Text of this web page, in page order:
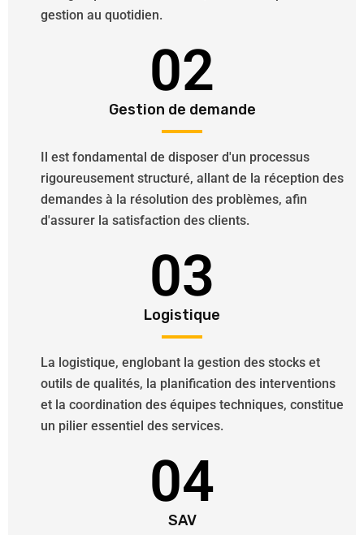
gestion au quotidien.
02
Gestion de demande
Il est fondamental de disposer d'un processus
rigoureusement structuré, allant de la réception des
demandes à la résolution des problèmes, afin
d'assurer la satisfaction des clients.
03
Logistique
La logistique, englobant la gestion des stocks et
outils de qualités, la planification des interventions
et la coordination des équipes techniques, constitue
un pilier essentiel des services.
04
SAV